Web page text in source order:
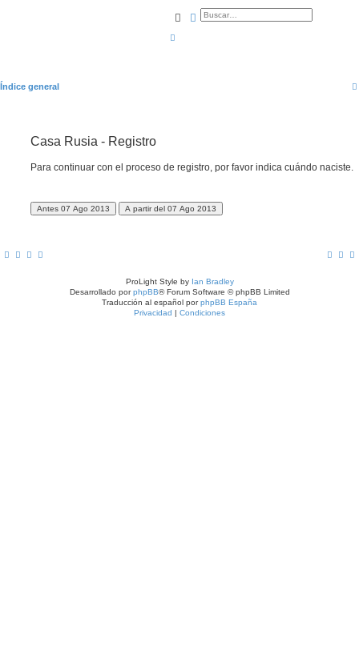
BuscarBúsqueda avanzada
Índice general
Casa Rusia - Registro
Para continuar con el proceso de registro, por favor indica cuándo naciste.
ProLight Style by Ian Bradley
Desarrollado porphpBB® Forum Software © phpBB Limited
Traducción al español porphpBB España
Privacidad | Condiciones